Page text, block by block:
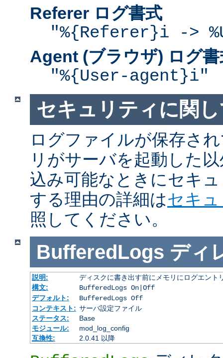
Referer ログ書式
"%{Referer}i ->
Agent (ブラウザ) ログ書
"%{User-agent}i"
セキュリティに関
ログファイルが保存さ
リがサーバを起動した
込み可能なときにセキ
する理由の詳細はセキ
照してください。
BufferedLogs ディ
説明:
ディスクに書き出す前にメモリにログエント
構文:
BufferedLogs On|Off
デフォルト:
BufferedLogs Off
コンテキスト: サーバ設定ファイル
ステータス:
Base
モジュール:
mod_log_config
互換性:
2.0.41 以降